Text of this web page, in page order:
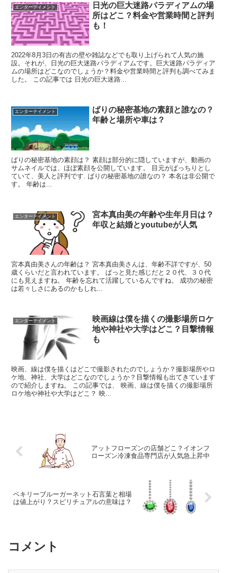
エンターテイメント
日光の巨大迷路パラディアムの場
所はどこ？料金や営業時間と評判
も！
2022年8月3日の有吉の壁や雑誌などでも取り上げられて人気の施
設。それが、日光の巨大迷路パラディアムです。巨大迷路パラディア
ムの場所はどこなのでしょうか？料金や営業時間と評判も調べてみま
した。 この記事では 日光の巨大迷路...
エンターテイメント
ばりの秘密基地の素顔と誰なの？
年齢と場所や車は？
ばりの秘密基地の素顔は？ 素顔は部分的に隠していますが、動画の
サムネイルでは、ほぼ素顔を公開しています。 目元がぱっちりとし
ていて、美人と評判です. ばりの秘密基地の誰なの？ 本名は非公開で
す。 年齢は...
エンターテイメント
宮本真由美の年齢や生年月日は？
年収と結婚とyoutubeが人気
宮本真由美さんの年齢は？ 宮本真由美さんは、年齢不詳ですが、50
歳くらいだと言われています。 ぱっと見た感じだと２０代、３０代
にも見えますね。 年齢を忘れて活躍しているんですね。 成功の秘密
は若々しさにあるのかもしれ...
エンターテイメント
映画線は僕を描くの撮影場所ロケ
地や神社や大学はどこ？目撃情報
も
映画、線は僕を描くはどこで撮影されたのでしょうか？撮影場所やロ
ケ地、神社、大学はどこなのでしょうか？目撃情報も出てきています
ので紹介しますね。 この記事では、 映画、線は僕を描くの撮影場所
ロケ地や神社や大学はどこ？ 映...
アットフローズンの店舗どこ？イオンフ
ローズン冷凍食品専門店が人気急上昇中
ベキリーブルーガーネット石言葉と相場
は値上がり？スピリチュアルの意味は？
コメント